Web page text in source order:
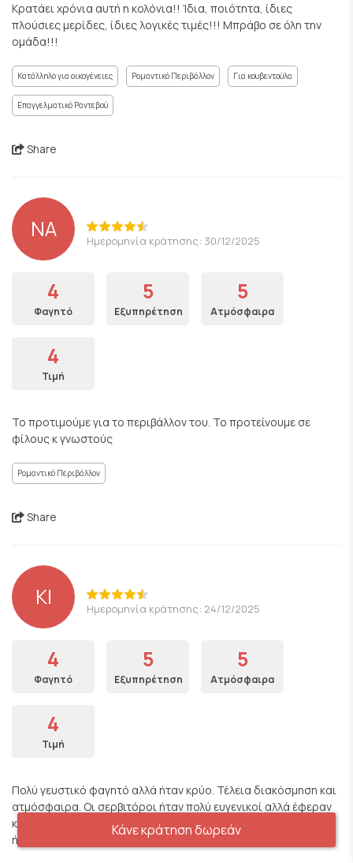
Κρατάει χρόνια αυτή η κολόνια!! Ίδια, ποιότητα, ίδιες
πλούσιες μερίδες, ίδιες λογικές τιμές!!! Μπράβο σε όλη την
ομάδα!!!
Κατάλληλο για οικογένειες Ρομαντικό Περιβάλλον Για κουβεντούλα
Επαγγελματικό Ραντεβού
Share
NA Ημερομηνία κράτησης: 30/12/2025
4
Φαγητό
5
Εξυπηρέτηση
5
Ατμόσφαιρα
4
Τιμή
Το προτιμούμε για το περιβάλλον του. Το προτείνουμε σε
φίλους κ γνωστούς
Ρομαντικό Περιβάλλον
Share
KI Ημερομηνία κράτησης: 24/12/2025
4
Φαγητό
5
Εξυπηρέτηση
5
Ατμόσφαιρα
4
Τιμή
Πολύ γευστικό φαγητό αλλά ήταν κρύο. Τέλεια διακόσμηση και
ατμόσφαιρα. Οι σερβιτόροι ήταν πολύ ευγενικοί αλλά έφεραν
καταλάθος αλλες παραγγελιές στο τραπέζι μας. Ίσως επειδή
ήταν 24/12 και ήταν πολύ απασχολημένοι.
Κάνε κράτηση δωρεάν